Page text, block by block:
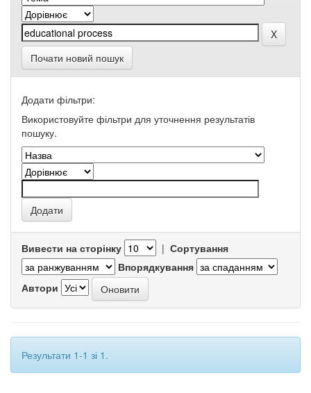
Почати новий пошук
Додати фільтри:
Використовуйте фільтри для уточнення результатів
пошуку.
Вивести на сторінку | Сортування
Впорядкування
Автори
Результати 1-1 зі 1.